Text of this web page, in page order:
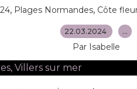
, Plages Normandes, Côte
22.03.2024 …
Par Isabelle